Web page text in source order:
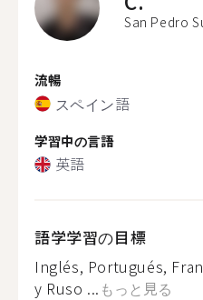
San Pedro
流暢
スペイン語
学習中の言語
英語
語学学習の目標
Inglés, Portugués,
y Ruso ... もっと見る